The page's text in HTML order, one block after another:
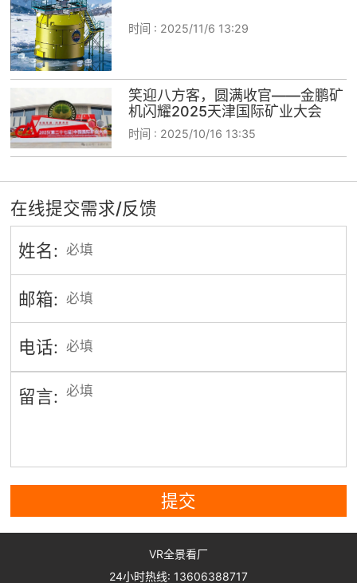
时间 : 2025/11/6 13:29
笑迎八方客，圆满收官——金鹏矿
机闪耀2025天津国际矿业大会
时间 : 2025/10/16 13:35
在线提交需求/反馈
姓名:
邮箱:
电话:
留言:
提交
VR全景看厂
24小时热线: 13606388717